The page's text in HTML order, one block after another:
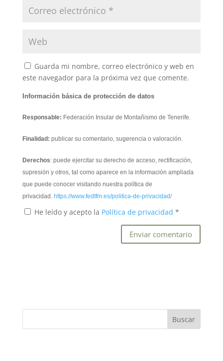
Guarda mi nombre, correo electrónico y web en
este navegador para la próxima vez que comente.
Información básica de protección de datos
Responsable: Federación Insular de Montañismo de Tenerife.
Finalidad: publicar su comentario, sugerencia o valoración.
Derechos: puede ejercitar su derecho de acceso, rectificación,
supresión y otros, tal como aparece en la información ampliada
que puede conocer visitando nuestra política de
privacidad. https://www.fedtfm.es/politica-de-privacidad/
He leído y acepto la Política de privacidad *